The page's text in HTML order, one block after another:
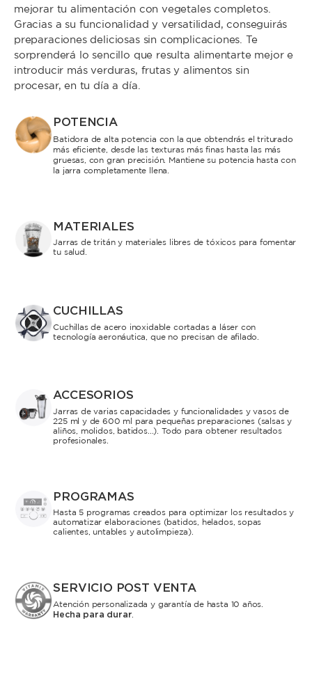
mejorar tu alimentación con vegetales completos.
Gracias a su funcionalidad y versatilidad, conseguirás
preparaciones deliciosas sin complicaciones. Te
sorprenderá lo sencillo que resulta alimentarte mejor e
introducir más verduras, frutas y alimentos sin
procesar, en tu día a día.
POTENCIA
Batidora de alta potencia con la que obtendrás el triturado
más eficiente, desde las texturas más finas hasta las más
gruesas, con gran precisión. Mantiene su potencia hasta con
la jarra completamente llena.
MATERIALES
Jarras de tritán y materiales libres de tóxicos para fomentar
tu salud.
CUCHILLAS
Cuchillas de acero inoxidable cortadas a láser con
tecnología aeronáutica, que no precisan de afilado.
ACCESORIOS
Jarras de varias capacidades y funcionalidades y vasos de
225 ml y de 600 ml para pequeñas preparaciones (salsas y
aliños, molidos, batidos...). Todo para obtener resultados
profesionales.
PROGRAMAS
Hasta 5 programas creados para optimizar los resultados y
automatizar elaboraciones (batidos, helados, sopas
calientes, untables y autolimpieza).
SERVICIO POST VENTA
Atención personalizada y garantía de hasta 10 años.
Hecha para durar